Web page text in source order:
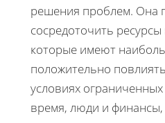
решения проблем. Она
сосредоточить ресурсы
которые имеют
положительно
условиях ограниченных
время, люди и